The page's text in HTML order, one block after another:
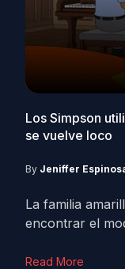
Los Simpson
se vuelve loco
By Jeniffer
La familia
encontrar el
Read More